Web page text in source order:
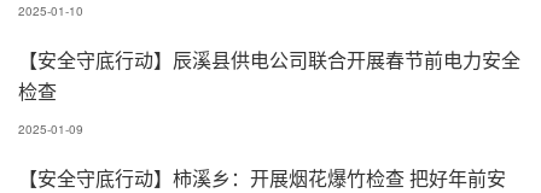
2025-01-10
【安全守底行动】辰溪县供电公司联合开展春节前电力安全
检查
2025-01-09
【安全守底行动】柿溪乡：开展烟花爆竹检查 把好年前安